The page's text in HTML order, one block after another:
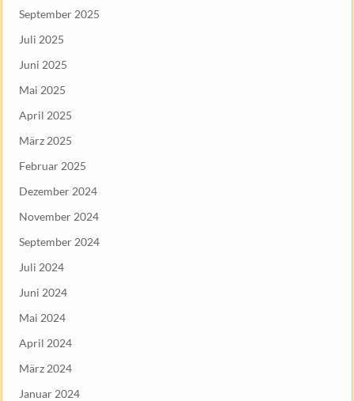
September 2025
Juli 2025
Juni 2025
Mai 2025
April 2025
März 2025
Februar 2025
Dezember 2024
November 2024
September 2024
Juli 2024
Juni 2024
Mai 2024
April 2024
März 2024
Januar 2024